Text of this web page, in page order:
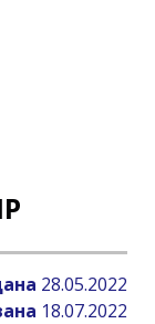
28.05.2022
18.07.2022